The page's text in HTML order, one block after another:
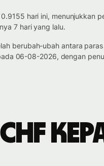
hari ini, menunjukkan
7 hari yang lalu.
berubah-ubah antara
06-08-2026, dengan